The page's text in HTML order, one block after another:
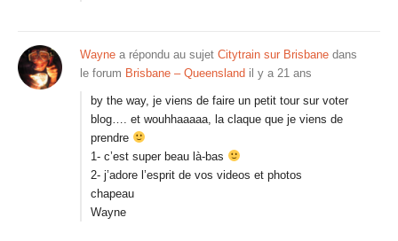
Wayne a répondu au sujet Citytrain sur Brisbane dans
le forum Brisbane – Queensland il y a 21 ans
by the way, je viens de faire un petit tour sur voter
blog…. et wouhhaaaaa, la claque que je viens de
prendre
1- c’est super beau là-bas
2- j’adore l’esprit de vos videos et photos
chapeau
Wayne